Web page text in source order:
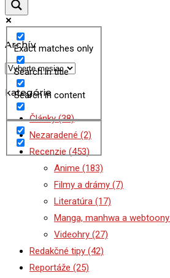
Exact matches only
Search in title
Search in content
Archív
Archív
kategórie
Články(38)
Nezaradené (2)
Recenzie (453)
Anime (183)
Filmy a drámy (7)
Literatúra (17)
Manga, manhwa a webtoony
Videohry (27)
Redakčné tipy (42)
Reportáže (25)